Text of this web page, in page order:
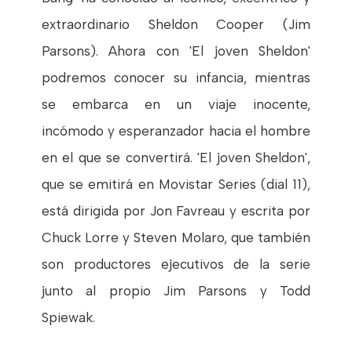
extraordinario Sheldon Cooper (Jim
Parsons). Ahora con 'El joven Sheldon'
podremos conocer su infancia, mientras
se embarca en un viaje inocente,
incómodo y esperanzador hacia el hombre
en el que se convertirá. 'El joven Sheldon',
que se emitirá en Movistar Series (dial 11),
está dirigida por Jon Favreau y escrita por
Chuck Lorre y Steven Molaro, que también
son productores ejecutivos de la serie
junto al propio Jim Parsons y Todd
Spiewak.